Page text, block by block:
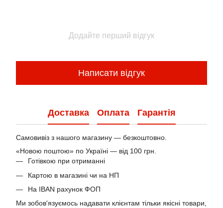
Додайте перший відгук
Написати відгук
Доставка Оплата Гарантія
Самовивіз з нашого магазину — безкоштовно.
«Новою поштою» по Україні — від 100 грн.
Готівкою при отриманні
Картою в магазині чи на НП
На IBAN рахунок ФОП
Ми зобов'язуємось надавати клієнтам тільки якісні товари,